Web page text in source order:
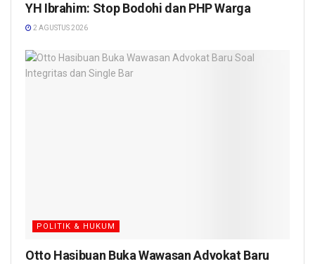
YH Ibrahim: Stop Bodohi dan PHP Warga
2 AGUSTUS 2026
POLITIK & HUKUM
Otto Hasibuan Buka Wawasan Advokat Baru